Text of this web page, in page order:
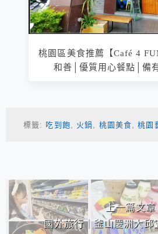
桃園區美食推薦【Café 4
和善│優質用心餐點│備
標籤: 吃到飽 火鍋 桃園美食 ,桃園
相連文章
上一篇文章
國外旅行｜釜山慶洲大邱